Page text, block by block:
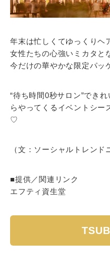
年末は忙しくてゆっくり
女性たちの心強いミカタと
今だけの華やかな限定パッ
“待ち時間0秒サロン”でき
らやってくるイベントシー
♡
（文：ソーシャルトレンド
■提供／関連リンク
エフティ資生堂